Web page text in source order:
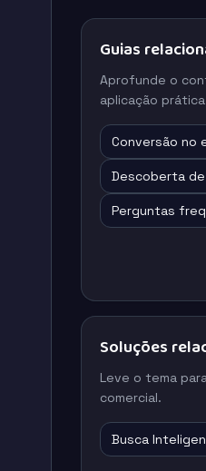
Guias
Aprofunde o
aplicação
Conversão no
Descoberta
Perguntas
Soluções
Leve o tema
comercial.
Busca